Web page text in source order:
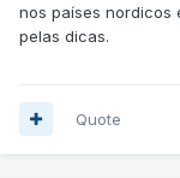
nos países nordicos
pelas dicas.
Quote